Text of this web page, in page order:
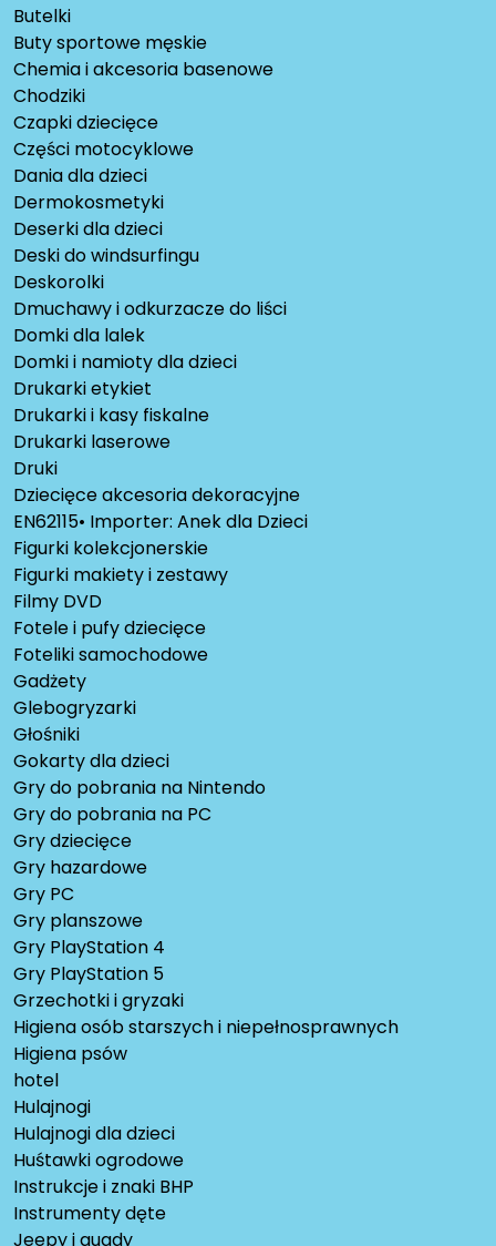
Butelki
Buty sportowe męskie
Chemia i akcesoria basenowe
Chodziki
Czapki dziecięce
Części motocyklowe
Dania dla dzieci
Dermokosmetyki
Deserki dla dzieci
Deski do windsurfingu
Deskorolki
Dmuchawy i odkurzacze do liści
Domki dla lalek
Domki i namioty dla dzieci
Drukarki etykiet
Drukarki i kasy fiskalne
Drukarki laserowe
Druki
Dziecięce akcesoria dekoracyjne
EN62115• Importer: Anek dla Dzieci
Figurki kolekcjonerskie
Figurki makiety i zestawy
Filmy DVD
Fotele i pufy dziecięce
Foteliki samochodowe
Gadżety
Glebogryzarki
Głośniki
Gokarty dla dzieci
Gry do pobrania na Nintendo
Gry do pobrania na PC
Gry dziecięce
Gry hazardowe
Gry PC
Gry planszowe
Gry PlayStation 4
Gry PlayStation 5
Grzechotki i gryzaki
Higiena osób starszych i niepełnosprawnych
Higiena psów
hotel
Hulajnogi
Hulajnogi dla dzieci
Huśtawki ogrodowe
Instrukcje i znaki BHP
Instrumenty dęte
Jeepy i quady